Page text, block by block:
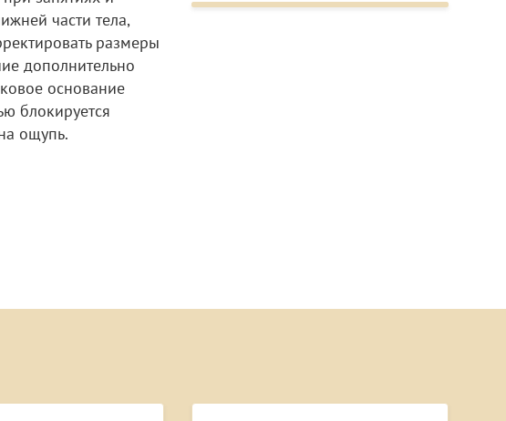
части тела,
размеры
дополнительно
основание
блокируется
ощупь.